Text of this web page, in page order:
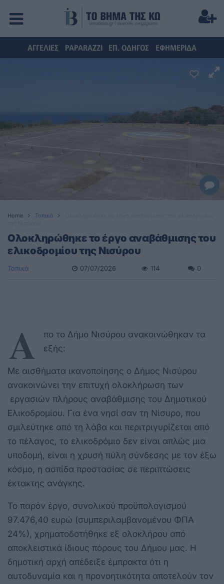
ΑΓΓΕΛΙΕΣ PAPARAZZI ΕΠ. ΟΔΗΓΟΣ ΕΦΗΜΕΡΙΔΑ
Home Τοπικά
Ολοκληρώθηκε το έργο αναβάθμισης του
ελικοδρομίου της Νισύρου
Τοπικά 07/07/2026 114 0
Α
πο το Δήμο Νισύρου ανακοινώθηκαν τα
εξής:
Με αισθήματα ικανοποίησης ο Δήμος Νισύρου
ανακοινώνει την επιτυχή ολοκλήρωση των
εργασιών πλήρους αναβάθμισης του Δημοτικού
Ελικοδρομίου. Για ένα νησί σαν τη Νίσυρο, που
σμιλεύτηκε από τη λάβα και περιτριγυρίζεται από
το πέλαγος, το ελικοδρόμιο δεν είναι απλώς μια
υποδομή, είναι η χρυσή πύλη σύνδεσης με τον έξω
κόσμο, η ασπίδα προστασίας σε περιπτώσεις
έκτακτης ανάγκης.
Το παρόν έργο, συνολικού προϋπολογισμού
97.476,40 ευρώ (συμπεριλαμβανομένου ΦΠΑ
24%), χρηματοδοτήθηκε εξ ολοκλήρου από
αποκλειστικά ίδιους πόρους του Δήμου μας. Η
δημοτική αρχή απέδειξε έμπρακτα ότι η
αυτοδυναμία και η προνοητικότητα αποτελούν τον